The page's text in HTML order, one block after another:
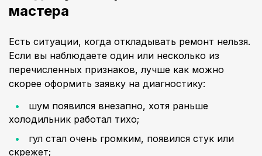
мастера
Есть ситуации, когда откладывать ремонт нельзя.
Если вы наблюдаете один или несколько из
перечисленных признаков, лучше как можно
скорее оформить заявку на диагностику:
шум появился внезапно, хотя раньше
холодильник работал тихо;
гул стал очень громким, появился стук или
скрежет;